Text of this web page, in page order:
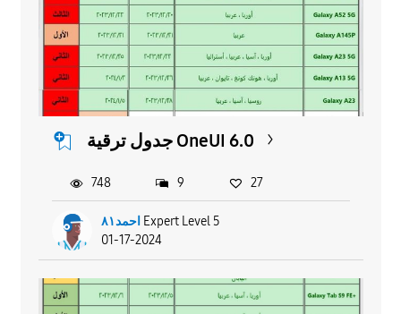
جدول ترقية OneUI 6.0
احمد٨١ Expert Level 5
01-17-2024
748 9 27